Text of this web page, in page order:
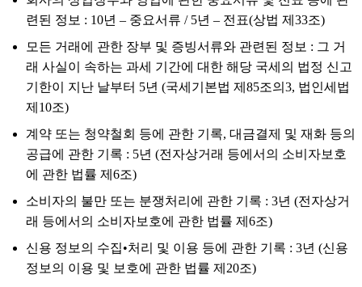
련된 정보 : 10년 – 중요서류 / 5년 – 전표(상법 제33조)
모든 거래에 관한 장부 및 증빙서류와 관련된 정보 : 그 거
래 사실이 속하는 과세 기간에 대한 해당 국세의 법정 신고
기한이 지난 날부터 5년 (국세기본법 제85조의3, 법인세법
제10조)
계약 또는 청약철회 등에 관한 기록, 대금결제 및 재화 등의
공급에 관한 기록 : 5년 (전자상거래 등에서의 소비자보호
에 관한 법률 제6조)
소비자의 불만 또는 분쟁처리에 관한 기록 : 3년 (전자상거
래 등에서의 소비자보호에 관한 법률 제6조)
신용 정보의 수집•처리 및 이용 등에 관한 기록 : 3년 (신용
정보의 이용 및 보호에 관한 법률 제20조)